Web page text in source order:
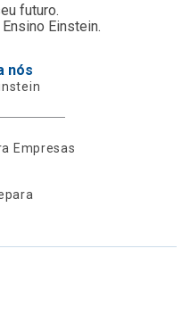
futuro.
Einstein.
nós
Empresas